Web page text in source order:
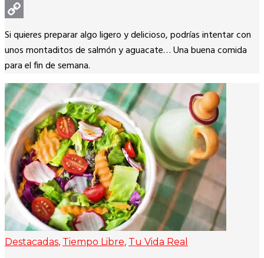
WhatsApp
Copy
Link
Si quieres preparar algo ligero y delicioso, podrías intentar con
unos montaditos de salmón y aguacate… Una buena comida
para el fin de semana.
Destacadas, Tiempo Libre, Tu Vida Real